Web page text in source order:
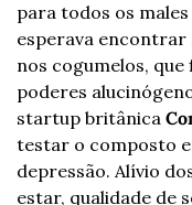
para todos os
esperava encontrar
nos cogumelos,
poderes
startup britânica
testar o composto
depressão. Alívio
estar, qualidade de